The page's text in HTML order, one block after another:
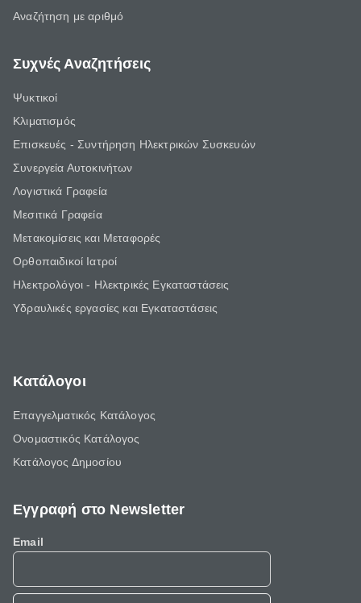
Αναζήτηση με αριθμό
Συχνές Αναζητήσεις
Ψυκτικοί
Κλιματισμός
Επισκευές - Συντήρηση Ηλεκτρικών Συσκευών
Συνεργεία Αυτοκινήτων
Λογιστικά Γραφεία
Μεσιτικά Γραφεία
Μετακομίσεις και Μεταφορές
Ορθοπαιδικοί Ιατροί
Ηλεκτρολόγοι - Ηλεκτρικές Εγκαταστάσεις
Υδραυλικές εργασίες και Εγκαταστάσεις
Κατάλογοι
Επαγγελματικός Κατάλογος
Ονομαστικός Κατάλογος
Κατάλογος Δημοσίου
Εγγραφή στο Newsletter
Email